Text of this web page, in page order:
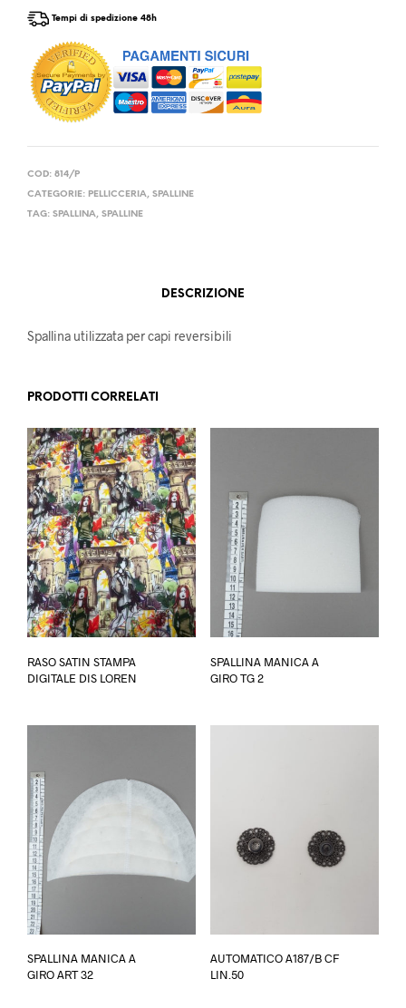
Tempi di spedizione 48h
COD: 814/P
CATEGORIE: PELLICCERIA, SPALLINE
TAG: SPALLINA, SPALLINE
DESCRIZIONE
Spallina utilizzata per capi reversibili
PRODOTTI CORRELATI
RASO SATIN STAMPA
DIGITALE DIS LOREN
prodotto
varianti.
nella
del
SPALLINA MANICA A
GIRO TG 2
SPALLINA MANICA A
GIRO ART 32
AUTOMATICO A187/B CF
LIN.50